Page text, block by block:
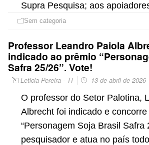
Supra Pesquisa; aos
Sem categoria
Professor Leandro Paiola
indicado ao prêmio
Safra 25/26”. Vote!
Leticia Pereira - TI 13 de abril de 2026
O professor do Setor Palotina,
Albrecht foi indicado e
“Personagem Soja Brasil Safra
pesquisador e atua no país